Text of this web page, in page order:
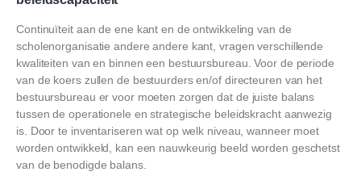
Continuïteit aan de ene kant en de ontwikkeling van de
scholenorganisatie andere andere kant, vragen verschillende
kwaliteiten van en binnen een bestuursbureau. Voor de periode
van de koers zullen de bestuurders en/of directeuren van het
bestuursbureau er voor moeten zorgen dat de juiste balans
tussen de operationele en strategische beleidskracht aanwezig
is. Door te inventariseren wat op welk niveau, wanneer moet
worden ontwikkeld, kan een nauwkeurig beeld worden geschetst
van de benodigde balans.